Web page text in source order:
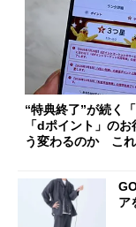
“特典終了”が続く「
「dポイント」の
う変わるのか こ
ア